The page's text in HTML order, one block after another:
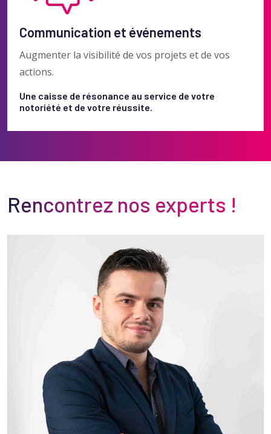
Communication et événements
Augmenter la visibilité de vos projets et de vos
actions.
Une caisse de résonance au service de votre
notoriété et de votre réussite.
Rencontrez nos experts !